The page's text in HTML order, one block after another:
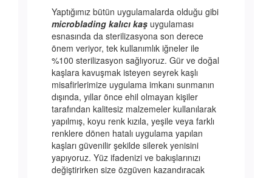
Yaptığımız bütün uygulamalarda olduğu gibi
microblading kalıcı kaş uygulaması
esnasında da sterilizasyona son derece
önem veriyor, tek kullanımlık iğneler ile
%100 sterilizasyon sağlıyoruz. Gür ve doğal
kaşlara kavuşmak isteyen seyrek kaşlı
misafirlerimize uygulama imkanı sunmanın
dışında, yıllar önce ehil olmayan kişiler
tarafından kalitesiz malzemeler kullanılarak
yapılmış, koyu renk kızıla, yeşile veya farklı
renklere dönen hatalı uygulama yapılan
kaşları güvenilir şekilde silerek yenisini
yapıyoruz. Yüz ifadenizi ve bakışlarınızı
değiştirirken size özgüven kazandıracak